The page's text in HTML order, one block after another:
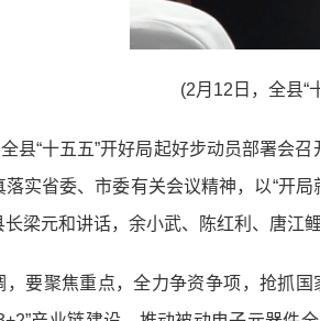
(2月12日，全县“
县“十五五”开好局起好步动员部署会
实省委、市委有关会议精神，以“开
长梁元和讲话，余小武、陈红利、唐江
，要聚焦重点，全力争资争项，抢抓